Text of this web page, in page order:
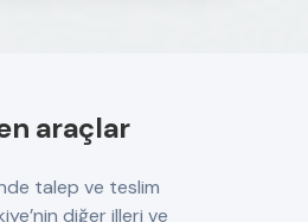
araçlar
talep ve teslim
diğer illeri ve